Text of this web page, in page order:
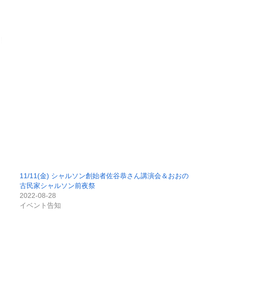
11/11(金) シャルソン創始者佐谷恭さん講演会＆おおの
古民家シャルソン前夜祭
2022-08-28
イベント告知